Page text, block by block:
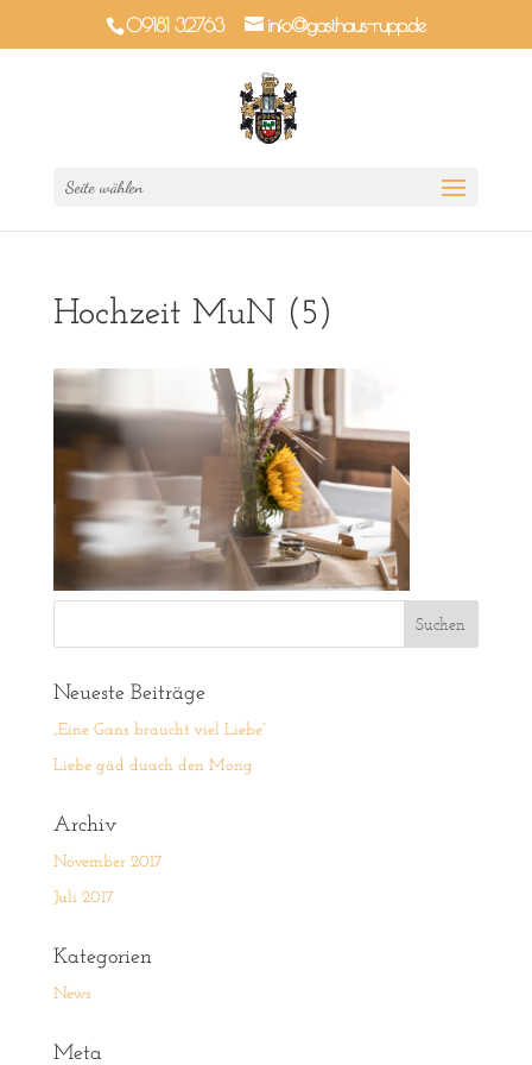
09181 32763 info@gasthaus-rupp.de
Seite wählen
Hochzeit MuN (5)
Neueste Beiträge
„Eine Gans braucht viel Liebe“
Liebe gäd duach den Mong
Archiv
November 2017
Juli 2017
Kategorien
News
Meta